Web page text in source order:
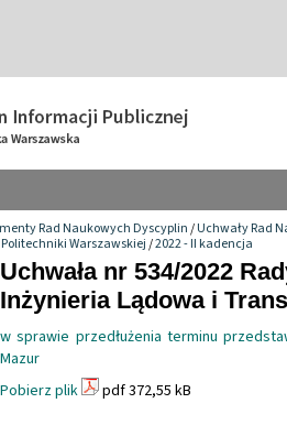
Rad Naukowych Dyscyplin/Uchwały Rad
Warszawskiej/2022 - II kadencja
Uchwała nr 534/2022
Inżynieria Lądowa i
w sprawie przedłużenia terminu
Mazur
Pobierz plik
pdf 372,55 kB